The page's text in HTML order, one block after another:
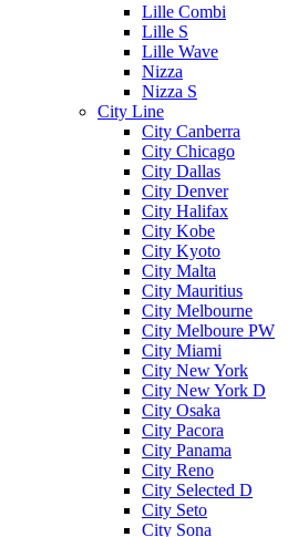
Lille Combi
Lille S
Lille Wave
Nizza
Nizza S
City Line
City Canberra
City Chicago
City Dallas
City Denver
City Halifax
City Kobe
City Kyoto
City Malta
City Mauritius
City Melbourne
City Melboure PW
City Miami
City New York
City New York D
City Osaka
City Pacora
City Panama
City Reno
City Selected D
City Seto
City Sona